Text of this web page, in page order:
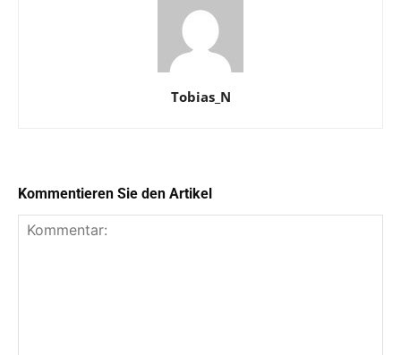
Tobias_N
Kommentieren Sie den Artikel